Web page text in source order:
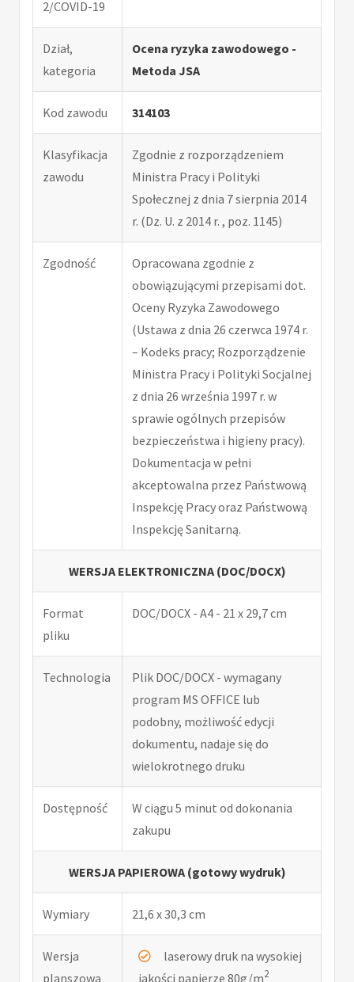
2/COVID-19
Dział,
kategoria
Ocena ryzyka zawodowego -
Metoda JSA
Kod zawodu 314103
Klasyfikacja
zawodu
Zgodnie z rozporządzeniem
Ministra Pracy i Polityki
Społecznej z dnia 7 sierpnia 2014
r. (Dz. U. z 2014 r. , poz. 1145)
Zgodność
Opracowana zgodnie z
obowiązującymi przepisami dot.
Oceny Ryzyka Zawodowego
(Ustawa z dnia 26 czerwca 1974 r.
– Kodeks pracy; Rozporządzenie
Ministra Pracy i Polityki Socjalnej
z dnia 26 września 1997 r. w
sprawie ogólnych przepisów
bezpieczeństwa i higieny pracy).
Dokumentacja w pełni
akceptowalna przez Państwową
Inspekcję Pracy oraz Państwową
Inspekcję Sanitarną.
WERSJA ELEKTRONICZNA (DOC/DOCX)
Format
pliku
DOC/DOCX - A4 - 21 x 29,7 cm
Technologia
Plik DOC/DOCX - wymagany
program MS OFFICE lub
podobny, możliwość edycji
dokumentu, nadaje się do
wielokrotnego druku
Dostępność
W ciągu 5 minut od dokonania
zakupu
WERSJA PAPIEROWA (gotowy wydruk)
Wymiary 21,6 x 30,3 cm
Wersja
planszowa
laserowy druk na wysokiej
jakości papierze 80g/m2